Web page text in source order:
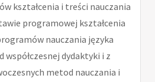
kształcenia i treści nauczania
programowej kształcenia
nauczania języka
współczesnej dydaktyki i z
metod nauczania i